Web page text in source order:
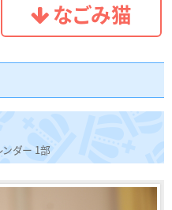
なごみ猫
ンダー 1部